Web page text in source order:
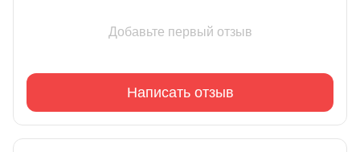
Добавьте первый отзыв
Написать отзыв